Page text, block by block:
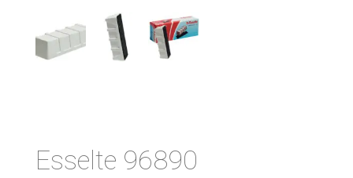
Esselte 96890